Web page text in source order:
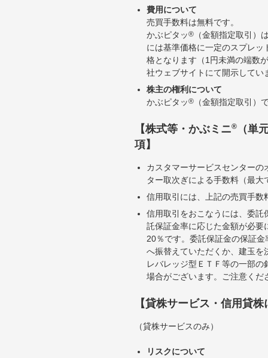
費用について
売買手数料は無料です。
かぶピタッ®
（金額指定取引）
には基準価格に一定のスプレ
格となります（1円未満の端数
社ウェブサイトにて開示して
株主の権利について
かぶピタッ® （金額指定取引）
【株式等・かぶミニ®
（単
項】
カスタマーサービスセンター
ター取次ぎによる手数料（最
信用取引には、上記の売買手
信用取引をおこなうには、委
託保証金率に応じた金額が必
20％です。委託保証金の保証
へ振替えていただくか、建玉
レバレッジ型ＥＴＦ等の一部
場合がございます。ご注意くだ
【貸株サービス・信用貸
（貸株サービスのみ）
リスクについて